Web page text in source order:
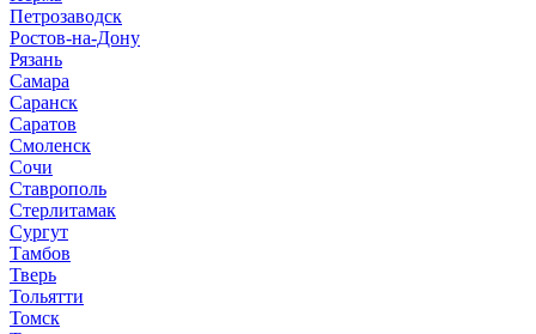
Петрозаводск
Ростов-на-Дону
Рязань
Самара
Саранск
Саратов
Смоленск
Сочи
Ставрополь
Стерлитамак
Сургут
Тамбов
Тверь
Тольятти
Томск